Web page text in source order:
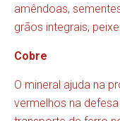
amêndoas,
grãos integrais,
Cobre
O mineral ajuda na
vermelhos na